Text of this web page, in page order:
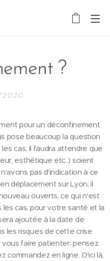
?
2020
pour un déconfinement
pose beaucoup la question
cas, il faudra attendre que
esthétique etc..) soient
pas d'indication à ce
déplacement sur Lyon, il
ouverts, ce qui n'est
cas, pour votre santé et la
ajoutée à la date de
les risques de cette crise
faire patienter, pensez
commandez en ligne. D'ici là,